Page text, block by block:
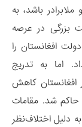
باشد، به
بزرگی در عرصه
افغانستان را
اما به تدریج
افغانستان کاهش
حاکم شد. مقامات
دلیل اختلاف­‌نظر